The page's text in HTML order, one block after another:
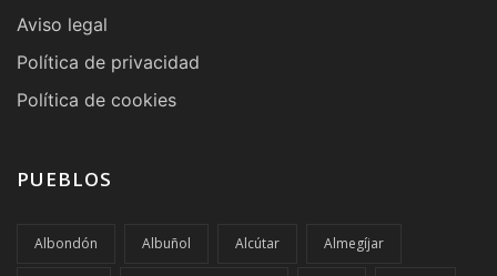
Aviso legal
Política de privacidad
Política de cookies
PUEBLOS
Albondón Albuñol Alcútar Almegíjar